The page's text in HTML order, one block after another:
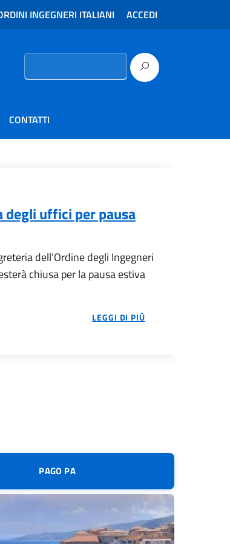
INGEGNERI ITALIANI ACCEDI
Ricerca
CONTATTI
degli uffici per pausa
dell’Ordine degli Ingegneri
chiusa per la pausa estiva
LEGGI DI PIÙSI INFORMANO
PAGO PA